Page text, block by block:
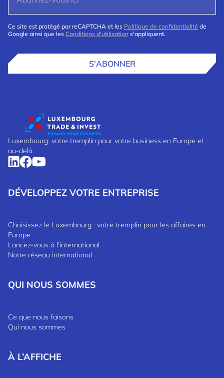
Ce site est protégé par reCAPTCHA et les Politique de confidentialité de
Google ainsi que les Conditions d'utilisation s'appliquent.
S'ABONNER
Luxembourg: votre tremplin pour votre business en Europe et
au-delà
DÉVELOPPEZ VOTRE ENTREPRISE
Choisissez le Luxembourg : votre tremplin pour les affaires en
Europe
Lancez-vous à l'international
Notre réseau international
QUI NOUS SOMMES
Ce que nous faisons
Qui nous sommes
À L’AFFICHE